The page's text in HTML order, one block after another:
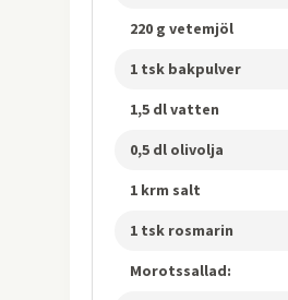
220 g vetemjöl
1 tsk bakpulver
1,5 dl vatten
0,5 dl olivolja
1 krm salt
1 tsk rosmarin
Morotssallad: